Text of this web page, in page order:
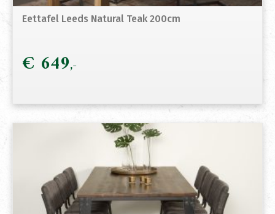
Eettafel Leeds Natural Teak 200cm
€ 649